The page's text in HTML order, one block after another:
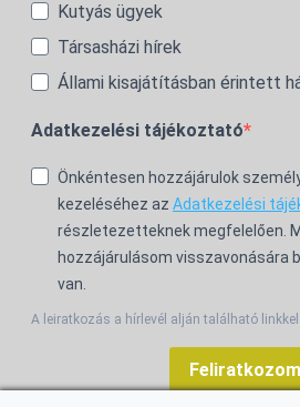
Kutyás ügyek
Társasházi hírek
Állami kisajátításban érintett
Adatkezelési tájékoztató
Önkéntesen hozzájárulok
kezeléséhez az Adatkezelési
részletezetteknek megfelelően.
hozzájárulásom visszavonására
van.
A leiratkozás a hírlevél alján található